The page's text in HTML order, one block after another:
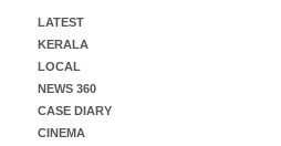
LATEST
KERALA
LOCAL
NEWS 360
CASE DIARY
CINEMA